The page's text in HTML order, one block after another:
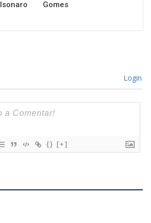
Gomes
Login
{} [+]